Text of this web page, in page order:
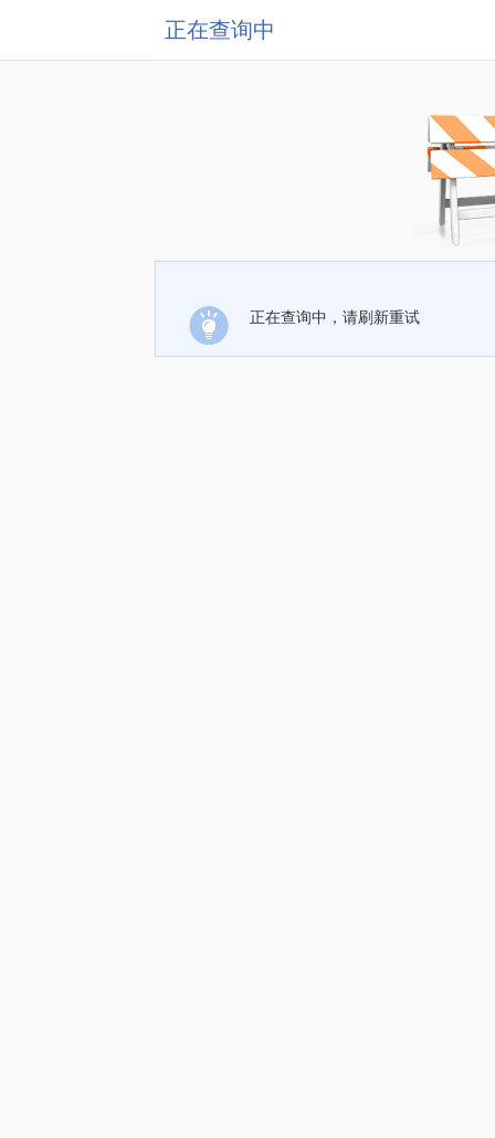
正在查询中
正在查询中，请刷新重试